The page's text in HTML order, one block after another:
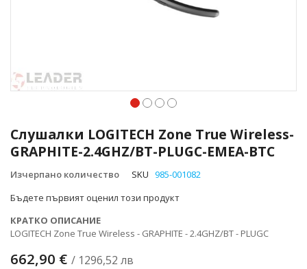
Слушалки LOGITECH Zone True Wireless-
GRAPHITE-2.4GHZ/BT-PLUGC-EMEA-BTC
Изчерпано количество SKU 985-001082
Бъдете първият оценил този продукт
КРАТКО ОПИСАНИЕ
LOGITECH Zone True Wireless - GRAPHITE - 2.4GHZ/BT - PLUGC
662,90 € / 1296,52 лв
към
началото
на
галерия
снимки